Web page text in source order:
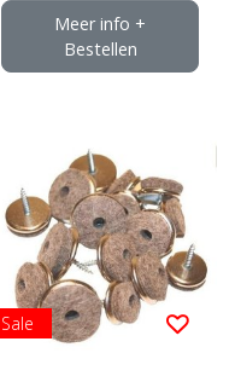
Meer info +
Bestellen
Sale